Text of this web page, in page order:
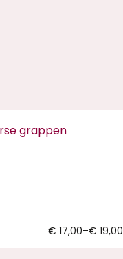
grappen
€ 17,00–€ 19,00